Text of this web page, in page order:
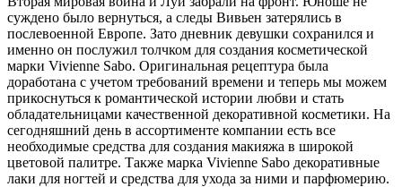
суждено было вернуться, а следы Вивьен затерялись в
послевоенной Европе. Зато дневник девушки сохранился и
именно он послужил толчком для создания косметической
марки Vivienne Sabo. Оригинальная рецептура была
доработана с учетом требований времени и теперь мы можем
прикоснуться к романтической истории любви и стать
обладательницами качественной декоративной косметики. На
сегодняшний день в ассортименте компании есть все
необходимые средства для создания макияжа в широкой
цветовой палитре. Также марка Vivienne Sabo декоративные
лаки для ногтей и средства для ухода за ними и парфюмерию.